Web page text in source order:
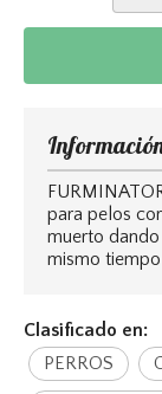
para pelos
muerto
mismo
Clasificado en:
PERROS